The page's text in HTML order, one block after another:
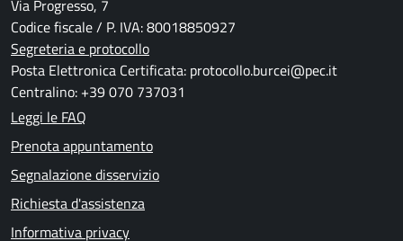
Via Progresso, 7
Codice fiscale / P. IVA: 80018850927
Segreteria e protocollo
Posta Elettronica Certificata: protocollo.burcei@pec.it
Centralino: +39 070 737031
Leggi le FAQ
Prenota appuntamento
Segnalazione disservizio
Richiesta d'assistenza
Informativa privacy